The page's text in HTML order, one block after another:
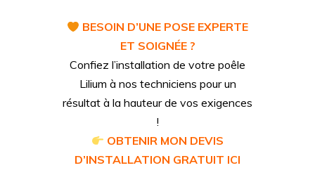
BESOIN D’UNE POSE EXPERTE
ET SOIGNÉE ?
Confiez l’installation de votre poêle
Lilium à nos techniciens pour un
résultat à la hauteur de vos exigences
!
OBTENIR MON DEVIS
D’INSTALLATION GRATUIT ICI